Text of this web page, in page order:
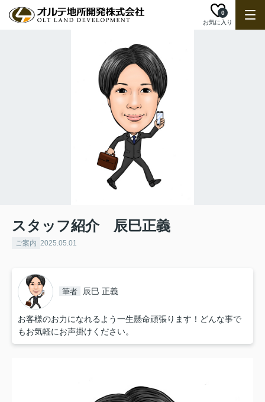
お気に入り
0
スタッフ紹介 辰巳正義
ご案内 2025.05.01
筆者 辰巳 正義
お客様のお力になれるよう一生懸命頑張ります！どんな事で
もお気軽にお声掛けください。